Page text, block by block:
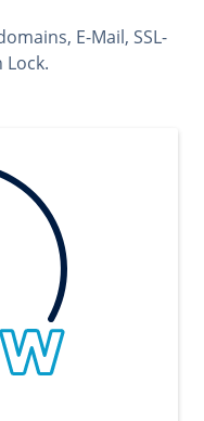
E-Mail, SSL-